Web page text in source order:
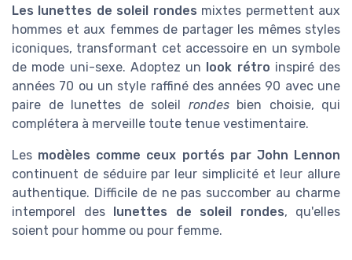
Les lunettes de soleil rondes mixtes permettent aux
hommes et aux femmes de partager les mêmes styles
iconiques, transformant cet accessoire en un symbole
de mode uni-sexe. Adoptez un
look rétro inspiré des
années 70 ou un style raffiné des années 90 avec une
paire de lunettes de soleil rondesbien choisie, qui
complétera à merveille toute tenue vestimentaire.
Les modèles comme ceux portés par John Lennon
continuent de séduire par leur simplicité et leur allure
authentique. Difficile de ne pas succomber au charme
intemporel des
lunettes de soleil rondes, qu'elles
soient pour homme ou pour femme.